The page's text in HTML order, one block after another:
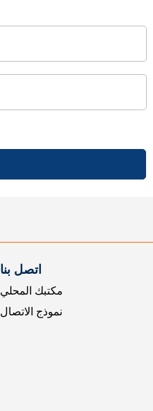
اتصل بنا
مكتبك المحلي
نموذج الاتصال